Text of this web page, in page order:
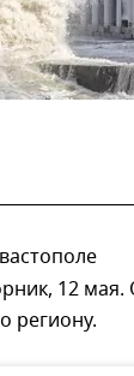
12 мая.
региону.